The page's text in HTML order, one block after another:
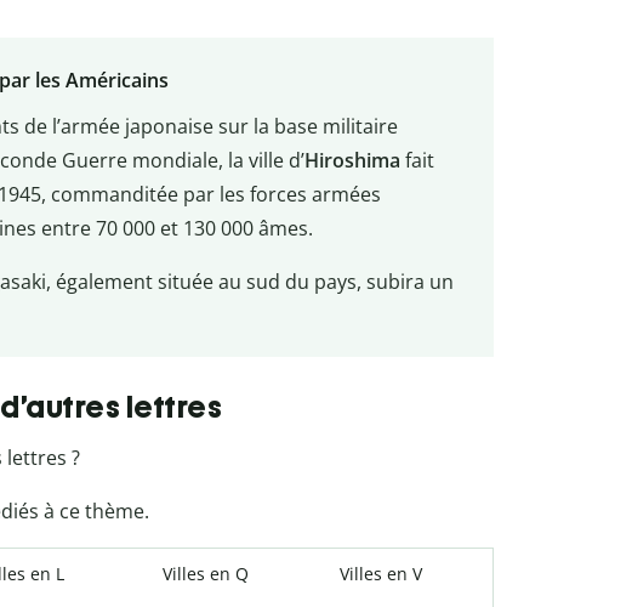
les Américains
de l’armée japonaise sur la base militaire
Guerre mondiale, la ville d’Hiroshima fait
commanditée par les forces armées
entre 70 000 et 130 000 âmes.
également située au sud du pays, subira un
lettres
lettres ?
à ce thème.
en L Villes en Q Villes en V